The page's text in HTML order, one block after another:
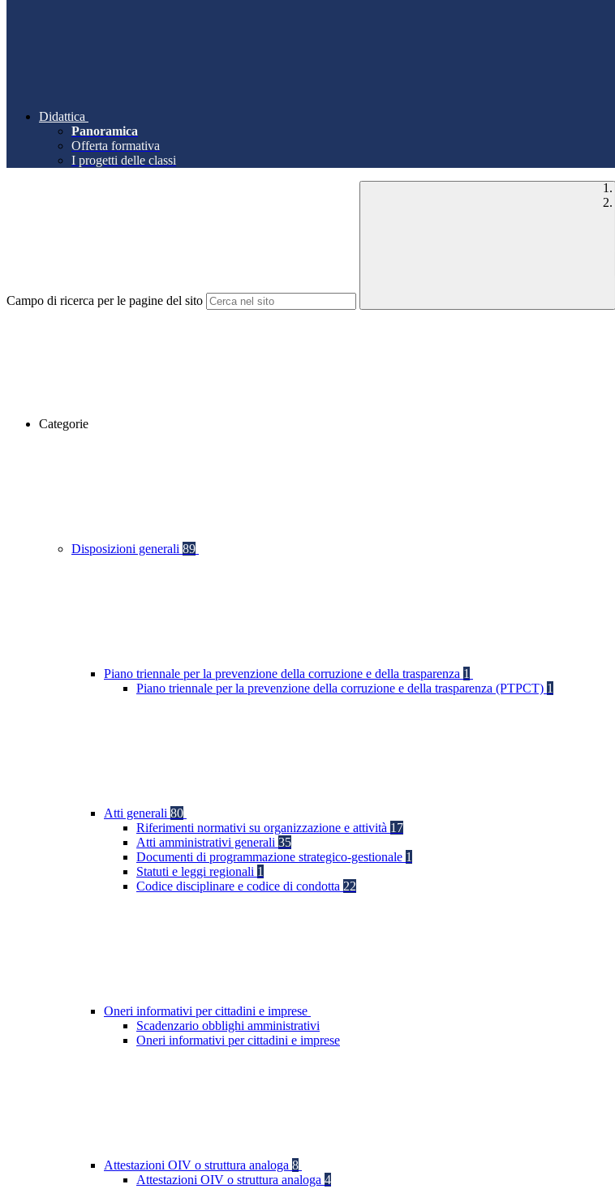
Didattica
Panoramica
Offerta formativa
I progetti delle classi
Campo di ricerca per le pagine del sito
Categorie
Disposizioni generali 89
Piano triennale per la prevenzione della corruzione e della trasparenza 1
Piano triennale per la prevenzione della corruzione e della trasparenza (PTPCT) 1
Atti generali 80
Riferimenti normativi su organizzazione e attività 17
Atti amministrativi generali 35
Documenti di programmazione strategico-gestionale 1
Statuti e leggi regionali 1
Codice disciplinare e codice di condotta 22
Oneri informativi per cittadini e imprese
Scadenzario obblighi amministrativi
Oneri informativi per cittadini e imprese
Attestazioni OIV o struttura analoga 8
Attestazioni OIV o struttura analoga 4